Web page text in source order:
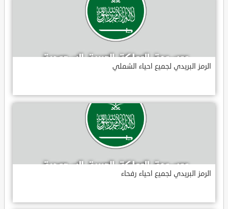
الرمز البريدي لجميع احياء الشملي
الرمز البريدي لجميع احياء رفحاء